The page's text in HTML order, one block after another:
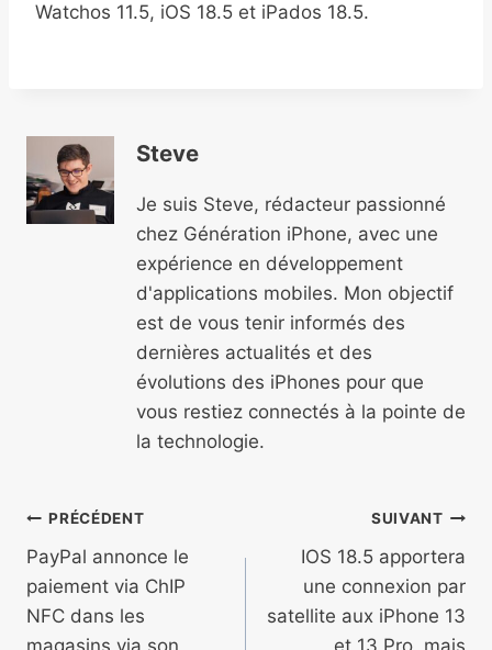
Watchos 11.5, iOS 18.5 et iPados 18.5.
Steve
Je suis Steve, rédacteur passionné
chez Génération iPhone, avec une
expérience en développement
d'applications mobiles. Mon objectif
est de vous tenir informés des
dernières actualités et des
évolutions des iPhones pour que
vous restiez connectés à la pointe de
la technologie.
Navigation
de
l’article
PRÉCÉDENT
PayPal annonce le
paiement via ChIP
NFC dans les
magasins via son
SUIVANT
IOS 18.5 apportera
une connexion par
satellite aux iPhone 13
et 13 Pro, mais